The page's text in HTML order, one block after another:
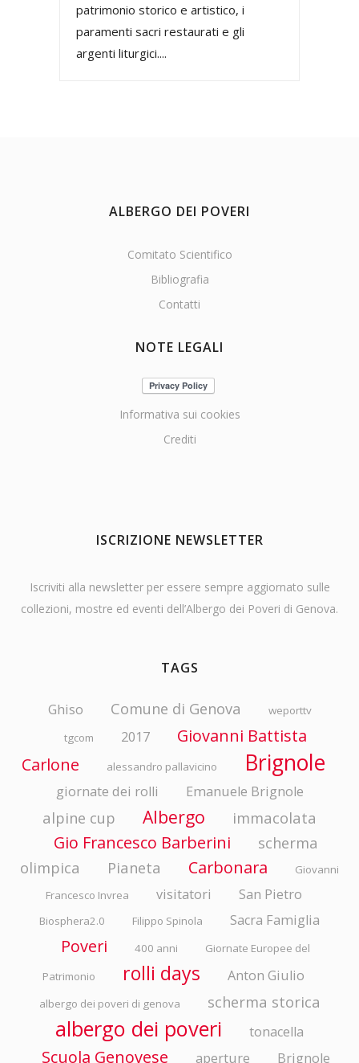
patrimonio storico e artistico, i
paramenti sacri restaurati e gli
argenti liturgici....
ALBERGO DEI POVERI
Comitato Scientifico
Bibliografia
Contatti
NOTE LEGALI
Informativa sui cookies
Crediti
ISCRIZIONE NEWSLETTER
Iscriviti alla newsletter per essere sempre aggiornato sulle
collezioni, mostre ed eventi dell’Albergo dei Poveri di Genova.
TAGS
Ghiso Comune di Genova
weporttv
tgcom
2017
Giovanni Battista
Carlone
alessandro pallavicino Brignole
giornate dei rolli Emanuele Brignole
alpine cup Albergo immacolata
Gio Francesco Barberini
scherma
olimpica
Pianeta Carbonara
Giovanni
Francesco Invrea
visitatori San Pietro
Biosphera2.0 Filippo Spinola Sacra Famiglia
Poveri 400 anni
Giornate Europee del
Patrimonio
rolli days Anton Giulio
albergo dei poveri di genova scherma storica
albergo dei poveri tonacella
Scuola Genovese aperture Brignole